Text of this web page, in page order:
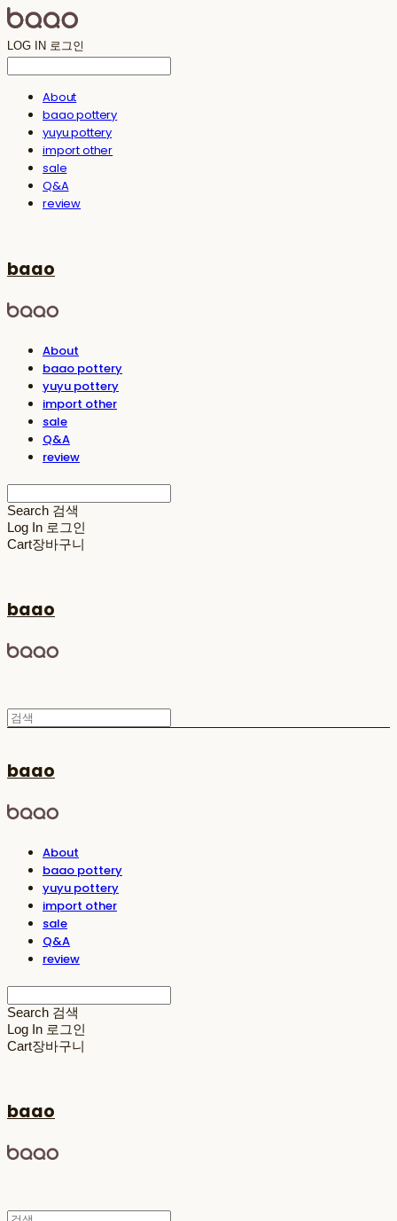
LOG IN 로그인
About
baao pottery
yuyu pottery
import other
sale
Q&A
review
baao
About
baao pottery
yuyu pottery
import other
sale
Q&A
review
Search 검색
Log In 로그인
Cart장바구니
baao
baao
About
baao pottery
yuyu pottery
import other
sale
Q&A
review
Search 검색
Log In 로그인
Cart장바구니
baao